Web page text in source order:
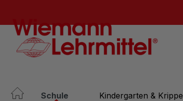
Schule Kindergarten & Krippe